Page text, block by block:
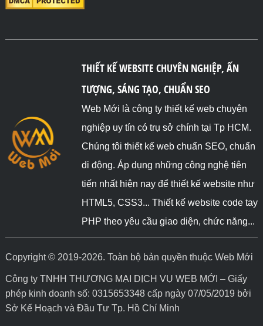
THIẾT KẾ WEBSITE CHUYÊN NGHIỆP, ẤN
TƯỢNG, SÁNG TẠO, CHUẨN SEO
Web Mới là công ty thiết kế web chuyên
nghiệp uy tín có trụ sở chính tại Tp HCM.
Chúng tôi thiết kế web chuẩn SEO, chuẩn
di động. Áp dụng những công nghệ tiên
tiến nhất hiện nay để thiết kế website như
HTML5, CSS3... Thiết kế website code tay
PHP theo yêu cầu giao diện, chức năng...
Copyright © 2019-2026. Toàn bộ bản quyền thuộc Web Mới
Công ty TNHH THƯƠNG MẠI DỊCH VỤ WEB MỚI – Giấy
phép kinh doanh số: 0315653348 cấp ngày 07/05/2019 bởi
Sở Kế Hoạch và Đầu Tư Tp. Hồ Chí Minh